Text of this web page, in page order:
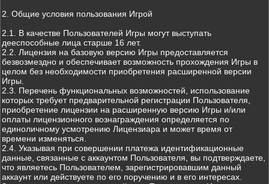
2. Общие условия пользования Игрой
2.1. В качестве Пользователей Игры могут выступать
дееспособные лица старше 16 лет.
2.2. Лицензия на базовую версию Игры предоставляется
безвозмездно и обеспечивает возможность прохождения Игры в
целом без необходимости приобретения расширенной версии
Игры.
2.3. Перечень функциональных возможностей, использование
которых требует предварительной регистрации Пользователя,
приобретение лицензии на расширенную версию Игры и/или
оплаты лицензионного вознаграждения определяется по
единоличному усмотрению Лицензиара и может время от
времени изменяться.
2.4. Указывая при совершении платежа идентификационные
данные, связанные с аккаунтом Пользователя, вы подтверждаете,
что являетесь Пользователем, зарегистрировавшим данный
аккаунт или действуете по его поручению и в его интересах.